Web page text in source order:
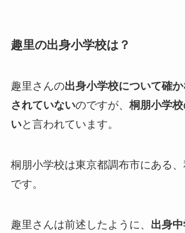
趣里の出身小学校は？
趣里さんの出身小学校について確
されていないのですが、 桐朋小学
いと言われています。
桐朋小学校は東京都調布市にある
です。
趣里さんは前述したように、 出身